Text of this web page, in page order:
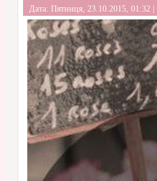
Дата: Пятниця, 23.10.2015, 01:32